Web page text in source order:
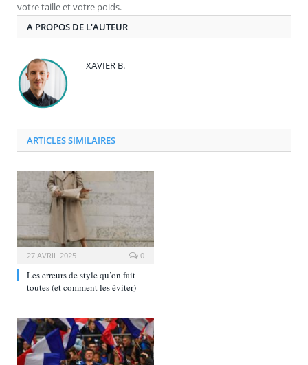
votre taille et votre poids.
A PROPOS DE L'AUTEUR
XAVIER B.
ARTICLES SIMILAIRES
27 AVRIL 2025 0
Les erreurs de style qu’on fait
toutes (et comment les éviter)